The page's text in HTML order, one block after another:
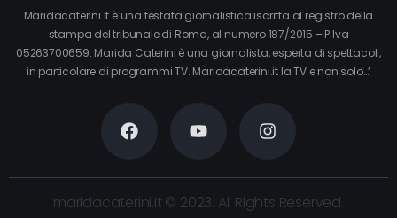
Maridacaterini.it è una testata giornalistica iscritta al registro della
stampa del tribunale di Roma, al numero 187/2015 – P.Iva
05263700659. Marida Caterini è una giornalista, esperta di spettacoli,
in particolare di programmi TV. Maridacaterini.it la TV e non solo…’
maridacaterini.it © 2023. All Rights Reserved.